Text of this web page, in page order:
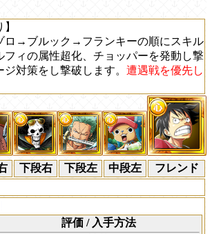
ロ→ブルック→フランキーの順にスキル
フィの属性超化、チョッパーを発動し撃
ジ対策をし撃破します。 遭遇戦を優先し
下段右 下段左 中段左
フレンド
評価 / 入手方法